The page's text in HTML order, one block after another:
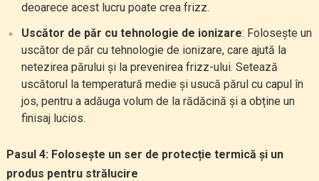
deoarece acest lucru poate crea frizz.
Uscător de păr cu tehnologie de ionizare: Folosește un
uscător de păr cu tehnologie de ionizare, care ajută la
netezirea părului și la prevenirea frizz-ului. Setează
uscătorul la temperatură medie și usucă părul cu capul în
jos, pentru a adăuga volum de la rădăcină și a obține un
finisaj lucios.
Pasul 4: Folosește un ser de protecție termică și un
produs pentru strălucire